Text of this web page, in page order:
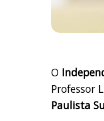
O
Professor
Paulista